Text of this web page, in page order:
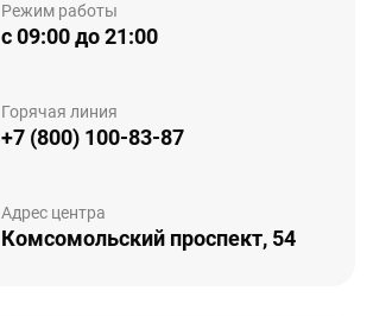
Режим работы
с 09:00 до 21:00
Горячая линия
+7 (800) 100-83-87
Адрес центра
Комсомольский проспект, 54